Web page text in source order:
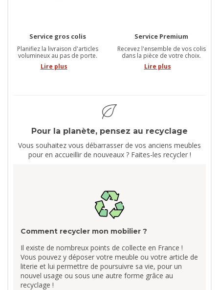
Service gros colis
Planifiez la livraison d'articles
volumineux au pas de porte.
Lire plus
Service Premium
Recevez l'ensemble de vos colis
dans la pièce de votre choix.
Lire plus
Pour la planète, pensez au recyclage
Vous souhaitez vous débarrasser de vos anciens meubles
pour en accueillir de nouveaux ? Faites-les recycler !
Comment recycler mon mobilier ?
Il existe de nombreux points de collecte en France !
Vous pouvez y déposer votre meuble ou votre article de
literie et lui permettre de poursuivre sa vie, pour un
nouvel usage ou sous une autre forme grâce au
recyclage !